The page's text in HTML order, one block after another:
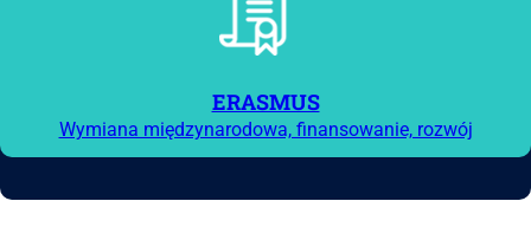
ERASMUS
Wymiana międzynarodowa, finansowanie, rozwój